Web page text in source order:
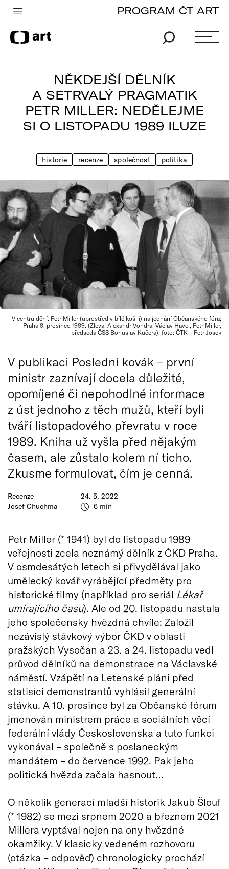
Česká televize
Zpravodajství
iVysílání
TV program
Pro děti
PROGRAM ČT ART
NĚKDEJŠÍ DĚLNÍK
A SETRVALÝ PRAGMATIK
PETR MILLER: NEDĚLEJME
SI O LISTOPADU 1989 ILUZE
historie recenze společnost politika
V centru dění. Petr Miller (uprostřed v bílé košili) na jednání Občanského fóra;
Praha 8. prosince 1989. (Zleva: Alexandr Vondra, Václav Havel, Petr Miller,
předseda ČSS Bohuslav Kučera), foto: ČTK – Petr Josek
Recenze
Josef Chuchma
24. 5. 2022
6 min
V publikaci Poslední kovák – první
ministr zaznívají docela důležité,
opomíjené či nepohodlné informace
z úst jednoho z těch mužů, kteří byli
tváří listopadového převratu v roce
1989. Kniha už vyšla před nějakým
časem, ale zůstalo kolem ní ticho.
Zkusme formulovat, čím je cenná.
Petr Miller (* 1941) byl do listopadu 1989
veřejnosti zcela neznámý dělník z ČKD Praha.
V osmdesátých letech si přivydělával jako
umělecký kovář vyrábějící předměty pro
historické filmy (například pro seriál Lékař
umírajícího času). Ale od 20. listopadu nastala
jeho společensky hvězdná chvíle: Založil
nezávislý stávkový výbor ČKD v oblasti
pražských Vysočan a 23. a 24. listopadu vedl
průvod dělníků na demonstrace na Václavské
náměstí. Vzápětí na Letenské pláni před
statisíci demonstrantů vyhlásil generální
stávku. A 10. prosince byl za Občanské fórum
jmenován ministrem práce a sociálních věcí
federální vlády Československa a tuto funkci
vykonával – společně s poslaneckým
mandátem – do července 1992. Pak jeho
politická hvězda začala hasnout…
O několik generací mladší historik Jakub Šlouf
(* 1982) se mezi srpnem 2020 a březnem 2021
Millera vyptával nejen na ony hvězdné
okamžiky. V klasicky vedeném rozhovoru
(otázka – odpověď) chronologicky prochází